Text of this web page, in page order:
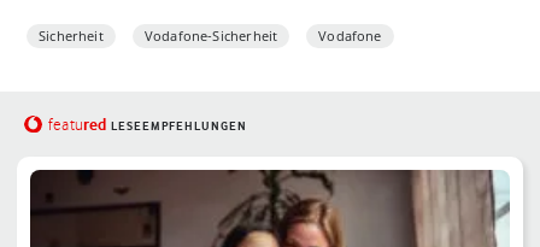
Sicherheit Vodafone-Sicherheit Vodafone
featured LESEEMPFEHLUNGEN